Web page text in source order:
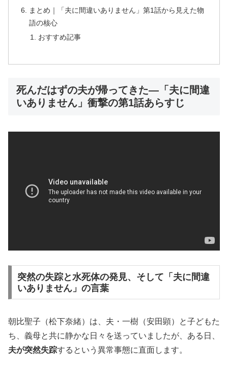
まとめ｜「夫に間違いありません」第1話から見えた物
語の核心
おすすめ記事
死んだはずの夫が帰ってきた―「夫に間違
いありません」衝撃の第1話あらすじ
突然の失踪と水死体の発見、そして「夫に間違
いありません」の言葉
朝比聖子（松下奈緒）は、夫・一樹（安田顕）と子どもた
ち、義母と共に静かな日々を送っていましたが、ある日、
夫が突然失踪するという異常事態に直面します。